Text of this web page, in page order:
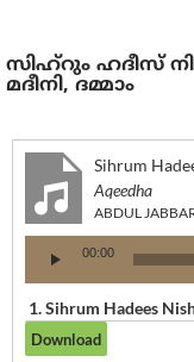
സിഹ്റും ഹദീസ്
മദീനി, ദമ്മാം
Sihrum
Aqeedha
ABDUL
Player
00:00
1.Sihrum Hadees